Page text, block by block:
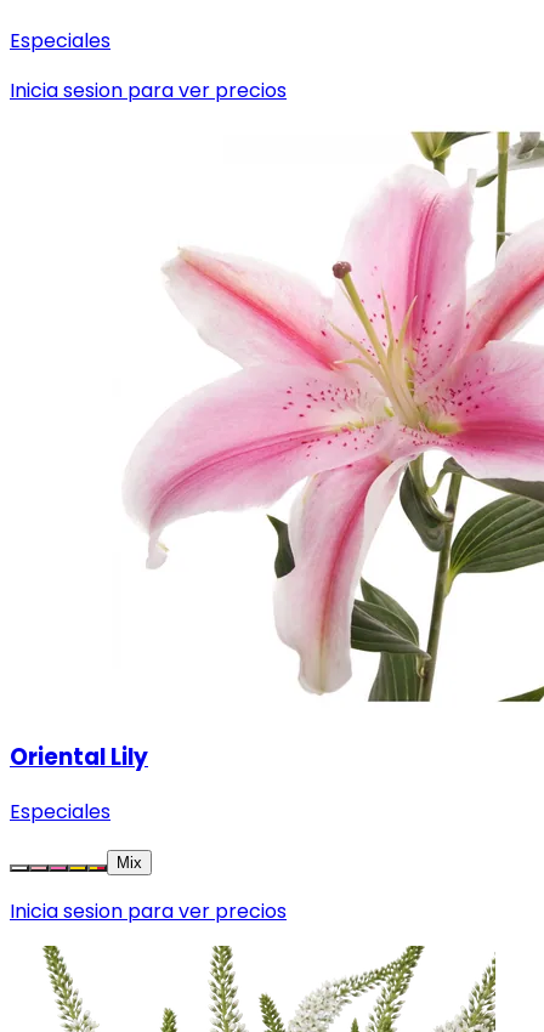
Especiales
Inicia sesion para ver precios
Oriental Lily
Especiales
Mix
Inicia sesion para ver precios